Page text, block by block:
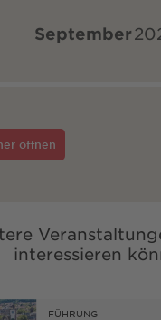
September
öffnen
interessieren
FÜHRUNG